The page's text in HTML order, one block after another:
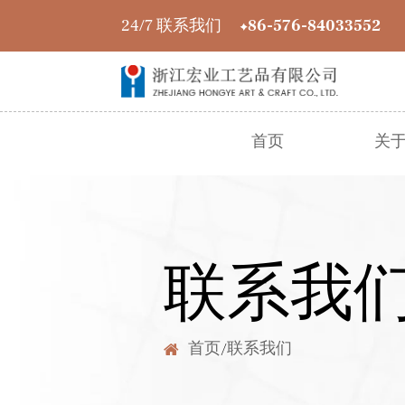
24/7 联系我们 +86-576-84033552
首页 关
联系我
首页/联系我们